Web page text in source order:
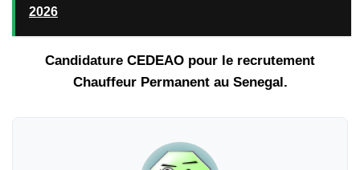
2026
Candidature CEDEAO pour le recrutement
Chauffeur Permanent au Senegal.